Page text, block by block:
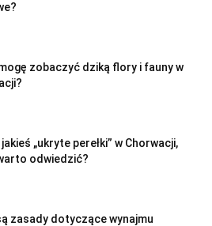
zobaczyć dziką flory i fauny w
„ukryte perełki” w Chorwacji,
odwiedzić?
zasady dotyczące wynajmu